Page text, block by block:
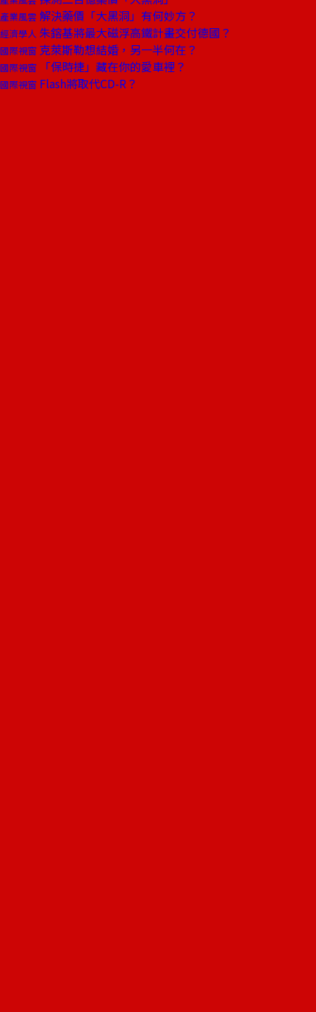
產業風雲 解決藥價「大黑洞」有何妙方？
經濟學人 朱鎔基將最大磁浮高鐵計畫交付德國？
國際視窗 克萊斯勒想結婚，另一半何在？
國際視窗 「保時捷」藏在你的愛車裡？
國際視窗 Flash將取代CD-R？